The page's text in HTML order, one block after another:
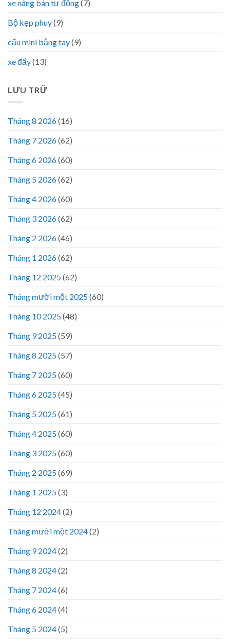
xe nâng bán tự động(7)
Bộ kẹp phuy(9)
cẩu mini bằng tay(9)
xe đẩy(13)
LƯU TRỮ
Tháng 8 2026(16)
Tháng 7 2026(62)
Tháng 6 2026(60)
Tháng 5 2026(62)
Tháng 4 2026(60)
Tháng 3 2026(62)
Tháng 2 2026(46)
Tháng 1 2026(62)
Tháng 12 2025(62)
Tháng mười một 2025(60)
Tháng 10 2025(48)
Tháng 9 2025(59)
Tháng 8 2025(57)
Tháng 7 2025(60)
Tháng 6 2025(45)
Tháng 5 2025(61)
Tháng 4 2025(60)
Tháng 3 2025(60)
Tháng 2 2025(69)
Tháng 1 2025(3)
Tháng 12 2024(2)
Tháng mười một 2024(2)
Tháng 9 2024(2)
Tháng 8 2024(2)
Tháng 7 2024(6)
Tháng 6 2024(4)
Tháng 5 2024(5)